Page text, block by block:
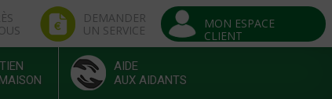
DEMANDER
UN SERVICE
MON ESPACE
CLIENT
AIDE
AUX AIDANTS